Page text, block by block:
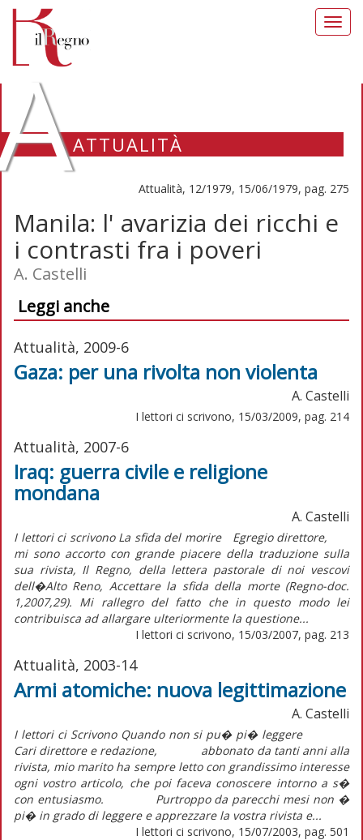
ATTUALITÀ
Attualità, 12/1979, 15/06/1979, pag. 275
Manila: l' avarizia dei ricchi e
i contrasti fra i poveri
A. Castelli
Leggi anche
Attualità, 2009-6
Gaza: per una rivolta non violenta
A. Castelli
I lettori ci scrivono, 15/03/2009, pag. 214
Attualità, 2007-6
Iraq: guerra civile e religione
mondana
A. Castelli
I lettori ci scrivono La sfida del morire Egregio direttore,
mi sono accorto con grande piacere della traduzione sulla
sua rivista, Il Regno, della lettera pastorale di noi vescovi
dell�Alto Reno, Accettare la sfida della morte (Regno-doc.
1,2007,29). Mi rallegro del fatto che in questo modo lei
contribuisca ad allargare ulteriormente la questione...
I lettori ci scrivono, 15/03/2007, pag. 213
Attualità, 2003-14
Armi atomiche: nuova legittimazione
A. Castelli
I lettori ci Scrivono Quando non si pu� pi� leggere
Cari direttore e redazione, abbonato da tanti anni alla
rivista, mio marito ha sempre letto con grandissimo interesse
ogni vostro articolo, che poi faceva conoscere intorno a s�
con entusiasmo. Purtroppo da parecchi mesi non �
pi� in grado di leggere e apprezzare la vostra rivista e...
I lettori ci scrivono, 15/07/2003, pag. 501